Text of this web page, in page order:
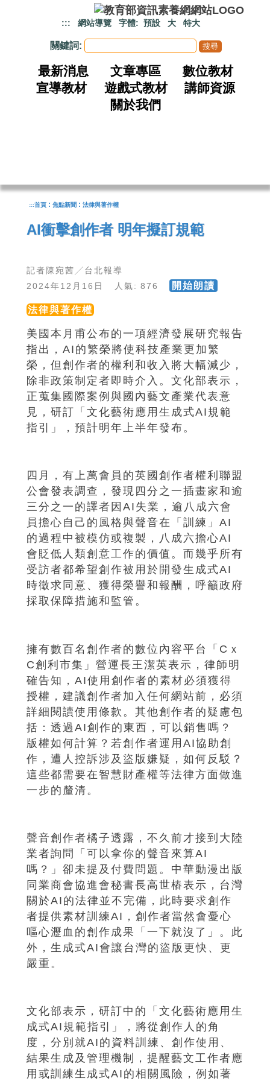
::: 網站導覽 字體: 預設 大 特大
關鍵詞:
最新消息 文章專區
數位教材
宣導教材
遊戲式教材
講師資源
關於我們
:::首頁 : 焦點新聞 : 法律與著作權
AI衝擊創作者 明年擬訂規範
記者陳宛茜╱台北報導
2024年12月16日 人氣: 876
開始朗讀
法律與著作權
美國本月甫公布的一項經濟發展研究報告
指出，AI的繁榮將使科技產業更加繁
榮，但創作者的權利和收入將大幅減少，
除非政策制定者即時介入。文化部表示，
正蒐集國際案例與國內藝文產業代表意
見，研訂「文化藝術應用生成式AI規範
指引」，預計明年上半年發布。
四月，有上萬會員的英國創作者權利聯盟
公會發表調查，發現四分之一插畫家和逾
三分之一的譯者因AI失業，逾八成六會
員擔心自己的風格與聲音在「訓練」AI
的過程中被模仿或複製，八成六擔心AI
會貶低人類創意工作的價值。而幾乎所有
受訪者都希望創作被用於開發生成式AI
時徵求同意、獲得榮譽和報酬，呼籲政府
採取保障措施和監管。
擁有數百名創作者的數位內容平台「Cｘ
C創利市集」營運長王潔英表示，律師明
確告知，AI使用創作者的素材必須獲得
授權，建議創作者加入任何網站前，必須
詳細閱讀使用條款。其他創作者的疑慮包
括：透過AI創作的東西，可以銷售嗎？
版權如何計算？若創作者運用AI協助創
作，遭人控訴涉及盜版嫌疑，如何反駁？
這些都需要在智慧財產權等法律方面做進
一步的釐清。
聲音創作者橘子透露，不久前才接到大陸
業者詢問「可以拿你的聲音來算AI
嗎？」卻未提及付費問題。中華動漫出版
同業商會協進會秘書長高世樁表示，台灣
關於AI的法律並不完備，此時要求創作
者提供素材訓練AI，創作者當然會憂心
嘔心瀝血的創作成果「一下就沒了」。此
外，生成式AI會讓台灣的盜版更快、更
嚴重。
文化部表示，研訂中的「文化藝術應用生
成式AI規範指引」，將從創作人的角
度，分別就AI的資料訓練、創作使用、
結果生成及管理機制，提醒藝文工作者應
用或訓練生成式AI的相關風險，例如著